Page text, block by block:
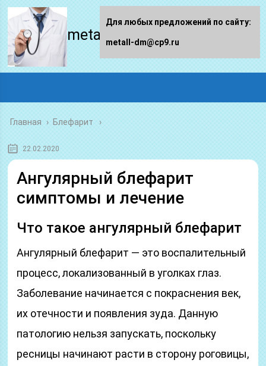
metall-dm.ru
Главная › Блефарит
22.02.2020
Ангулярный блефарит
симптомы и лечение
Что такое ангулярный блефарит
Ангулярный блефарит — это воспалительный
процесс, локализованный в уголках глаз.
Заболевание начинается с покраснения век,
их отечности и появления зуда. Данную
патологию нельзя запускать, поскольку
ресницы начинают расти в сторону роговицы,
Для любых предложений по сайту:
metall-dm@cp9.ru